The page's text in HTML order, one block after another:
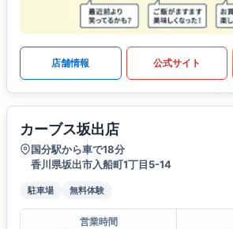
店舗情報 公式サイト
カーブス坂出店
国分駅から車で18分
香川県坂出市入船町1丁目5-14
駐車場 無料体験
営業時間